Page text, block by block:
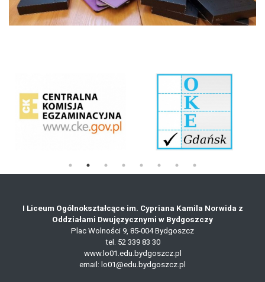
I Liceum Ogólnokształcące im. Cypriana Kamila Norwida z
Oddziałami Dwujęzycznymi w Bydgoszczy
Plac Wolności 9, 85-004 Bydgoszcz
tel. 52 339 83 30
www.lo01.edu.bydgoszcz.pl
email: lo01@edu.bydgoszcz.pl